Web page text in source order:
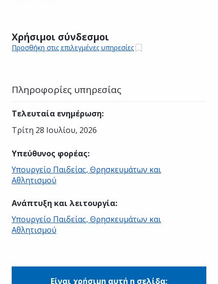
Χρήσιμοι σύνδεσμοι
Προσθήκη στις επιλεγμένες υπηρεσίες
Πληροφορίες υπηρεσίας
Τελευταία ενημέρωση:
Τρίτη 28 Ιουλίου, 2026
Υπεύθυνος φορέας:
Υπουργείο Παιδείας, Θρησκευμάτων και
Αθλητισμού
Ανάπτυξη και λειτουργία:
Υπουργείο Παιδείας, Θρησκευμάτων και
Αθλητισμού
Είναι χρήσιμη αυτή η σελίδα;